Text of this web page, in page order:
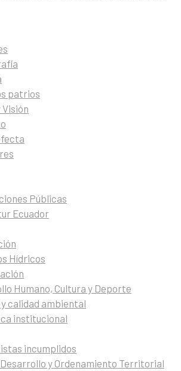
patrios
Visión
Públicas
Ecuador
Hídricos
Humano, Cultura y Deporte
calidad ambiental
institucional
incumplidos
Desarrollo y Ordenamiento Territorial